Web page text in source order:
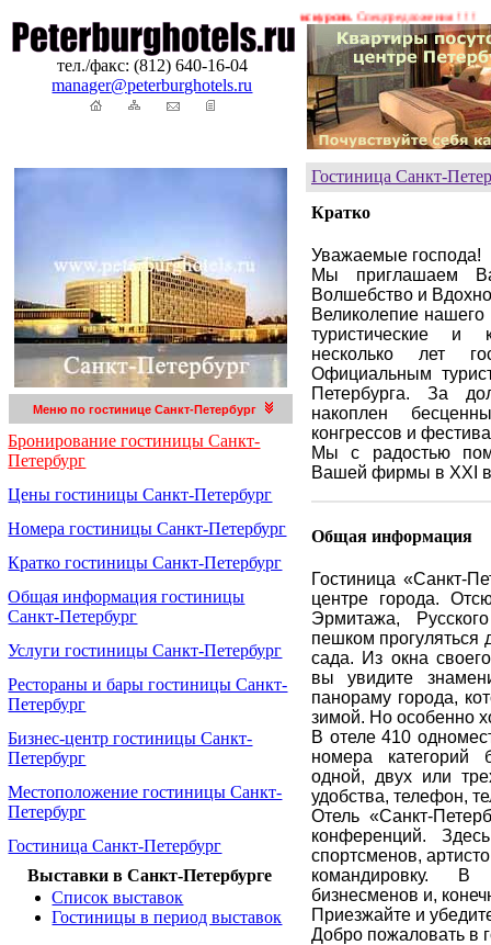
тел./факс: (812) 640-16-04
manager@peterburghotels.ru
гостиниц в Петербурге. Трансферы. Экскурсии.Спецпредложения ! ! !
Меню по гостинице Санкт-Петербург
Бронирование гостиницы Санкт-
Петербург
Цены гостиницы Санкт-Петербург
Номера гостиницы Санкт-Петербург
Кратко гостиницы Санкт-Петербург
Общая информация гостиницы
Санкт-Петербург
Услуги гостиницы Санкт-Петербург
Рестораны и бары гостиницы Санкт-
Петербург
Бизнес-центр гостиницы Санкт-
Петербург
Местоположение гостиницы Санкт-
Петербург
Гостиница Санкт-Петербург
Выставки в Санкт-Петербурге
Список выставок
Гостиницы в период выставок
Гостиница Санкт-
Кратко
Уважаемые господа!
Мы приглашаем
Волшебство и
Великолепие нашего
туристические и
несколько лет
Официальным
Петербурга. За
накоплен
конгрессов и
Мы с радостью
Вашей фирмы в XXI
Общая информация
Гостиница «Санкт-
центре города.
Эрмитажа,
пешком прогуляться
сада. Из окна
вы увидите
панораму города,
зимой. Но особенно
В отеле 410
номера категорий
одной, двух или
удобства, телефон,
Отель «Санкт-
конференций.
спортсменов,
командировку.
бизнесменов и,
Приезжайте и
Добро пожаловать в